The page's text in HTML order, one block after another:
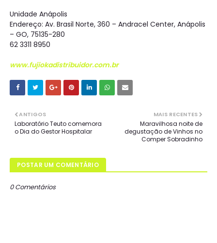
Unidade Anápolis
Endereço: Av. Brasil Norte, 360 – Andracel Center, Anápolis
– GO, 75135-280
62 3311 8950
www.fujiokadistribuidor.com.br
MAIS RECENTES
Maravilhosa noite de
degustação de Vinhos no
Comper Sobradinho
ANTIGOS
Laboratório Teuto comemora
o Dia do Gestor Hospitalar
POSTAR UM COMENTÁRIO
0 Comentários